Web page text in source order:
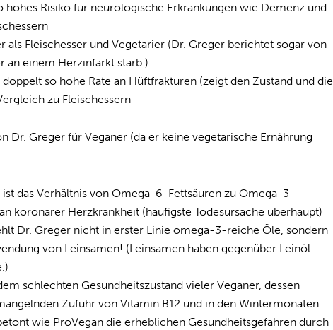
hohes Risiko für neurologische Erkrankungen wie Demenz und
als Fleischesser und Vegetarier (Dr. Greger berichtet sogar von
an einem Herzinfarkt starb.)
so hohe Rate an Hüftfrakturen (zeigt den Zustand und die
zu Fleischessern
Dr. Greger für Veganer (da er keine vegetarische Ernährung
das Verhältnis von Omega-6-Fettsäuren zu Omega-3-
koronarer Herzkrankheit (häufigste Todesursache überhaupt)
Dr. Greger nicht in erster Linie omega-3-reiche Öle, sondern
von Leinsamen! (Leinsamen haben gegenüber Leinöl
schlechten Gesundheitszustand vieler Veganer, dessen
Zufuhr von Vitamin B12 und in den Wintermonaten
wie ProVegan die erheblichen Gesundheitsgefahren durch